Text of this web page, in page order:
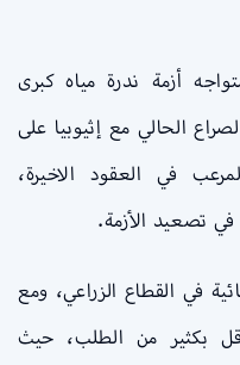
أزمة ندرة مياه كبرى
بالصراع الحالي مع إثيوبيا على
في العقود الاخيرة،
في تصعيد الأزمة.
المائية في القطاع الزراعي، ومع
بكثير من الطلب، حيث